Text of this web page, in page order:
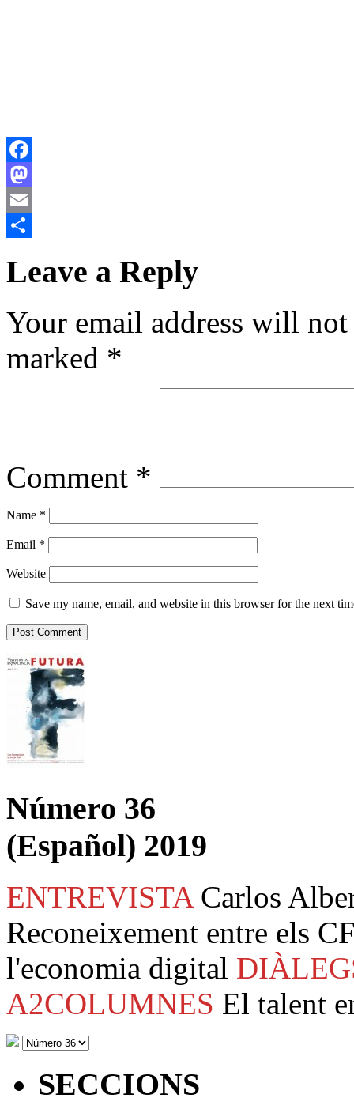
Facebook
Mastodon
Email
Leave a Reply
Your email address will
marked *
Comment *
Name *
Email *
Website
Save my name, email, and website in this browser for the next
Número 36
(Español) 2019
ENTREVISTA Carlos
Reconeixement entre els
l'economia digital
A2COLUMNES El talent
SECCIONS